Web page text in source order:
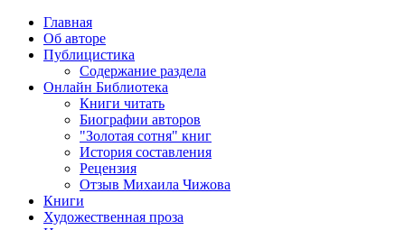
Главная
Об авторе
Публицистика
Содержание раздела
Онлайн Библиотека
Книги читать
Биографии авторов
"Золотая сотня" книг
История составления
Рецензия
Отзыв Михаила Чижова
Книги
Художественная проза